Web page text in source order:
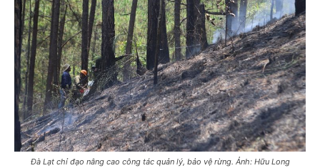
Đà Lạt chỉ đạo nâng cao công tác quản lý, bảo vệ rừng. Ảnh: Hữu Long